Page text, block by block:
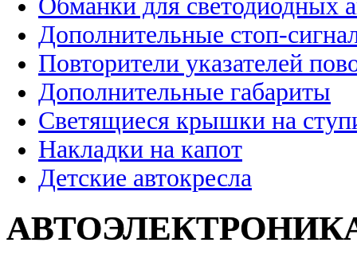
Обманки для светодиодных
Дополнительные стоп-
Повторители указателей
Дополнительные габариты
Светящиеся крышки на
Накладки на капот
Детские автокресла